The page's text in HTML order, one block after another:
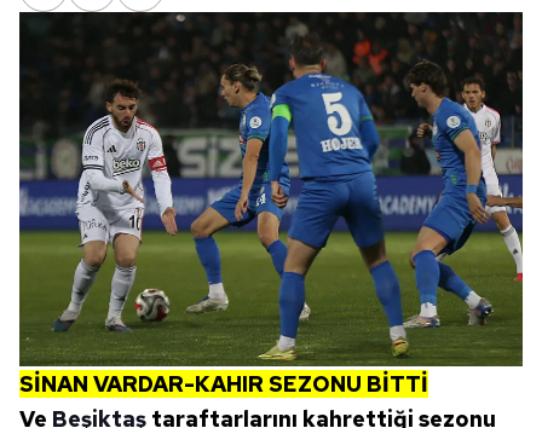
SİNAN VARDAR-KAHIR SEZONU BİTTİ
Ve Beşiktaş taraftarlarını kahrettiği sezonu